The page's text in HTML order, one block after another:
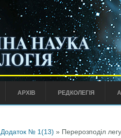
АРХІВ РЕДКОЛЕГІЯ
Додаток № 1(13) » Перерозподіл